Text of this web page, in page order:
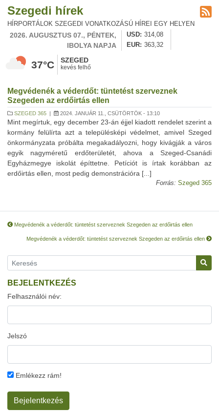
Szegedi hírek
HÍRPORTÁLOK SZEGEDI VONATKOZÁSÚ HÍREI EGY HELYEN
2026. AUGUSZTUS 07., PÉNTEK,
IBOLYA NAPJA
USD
314,08
EUR
363,32
37°C SZEGED
kevés felhő
Megvédenék a véderdőt: tüntetést szerveznek
Szegeden az erdőirtás ellen
SZEGED 365 | 2024. JANUÁR 11., CSÜTÖRTÖK - 13:10
Mint megírtuk, egy december 23-án éjjel kiadott rendelet szerint a
kormány felülírta azt a településképi védelmet, amivel Szeged
önkormányzata próbálta megakadályozni, hogy kivágják a város
egyik nagyméretű erdőterületét, ahova a Szeged-Csanádi
Egyházmegye iskolát építtetne. Petíciót is írtak korábban az
erdőirtás ellen, most pedig demonstrációra [...]
Forrás: Szeged 365
Megvédenék a véderdőt: tüntetést szerveznek Szegeden az erdőirtás ellen
Megvédenék a véderdőt: tüntetést szerveznek Szegeden az erdőirtás ellen
BEJELENTKEZÉS
Felhasználói név:
Jelszó
Emlékezz rám!